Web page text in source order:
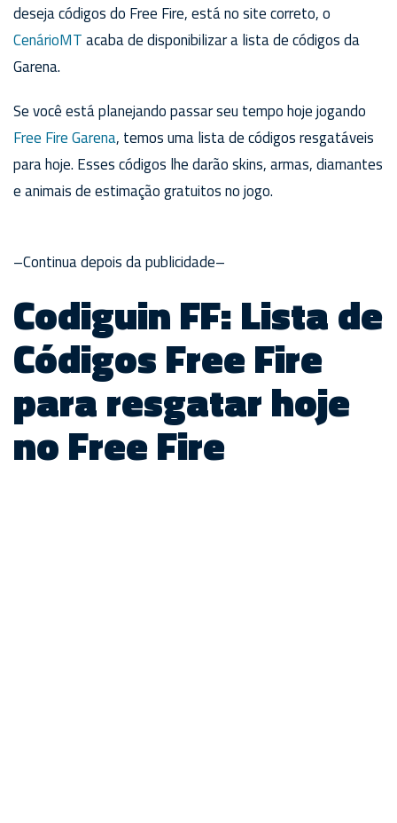
deseja códigos do Free Fire, está no site correto, o
CenárioMTacaba de disponibilizar a lista de códigos da
Garena.
Se você está planejando passar seu tempo hoje jogando
Free Fire Garena, temos uma lista de códigos resgatáveis
para hoje. Esses códigos lhe darão skins, armas, diamantes
e animais de estimação gratuitos no jogo.
–Continua depois da publicidade–
Codiguin FF: Lista de
Códigos Free Fire
para resgatar hoje
no Free Fire